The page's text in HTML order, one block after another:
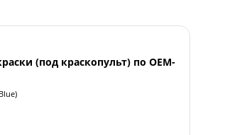
(под краскопульт) по OEM-